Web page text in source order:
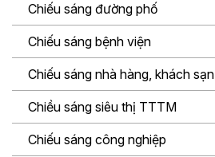
Chiếu sáng đường phố
Chiếu sáng bệnh viện
Chiếu sáng nhà hàng, khách sạn
Chiều sáng siêu thị TTTM
Chiếu sáng công nghiệp